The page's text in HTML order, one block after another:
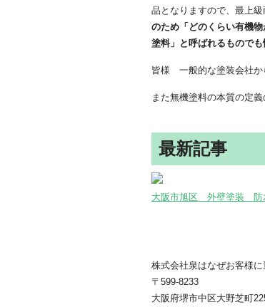
品となりますので、最上
のため「どのくらい有機
塗料」と呼ばれるもので
皆様 一般的な塗装会社か
また無機塗料の本質の定
最新記事
大阪市旭区 外壁塗装 防
株式会社泉はなぜお客様
〒599-8233
大阪府堺市中区大野芝町